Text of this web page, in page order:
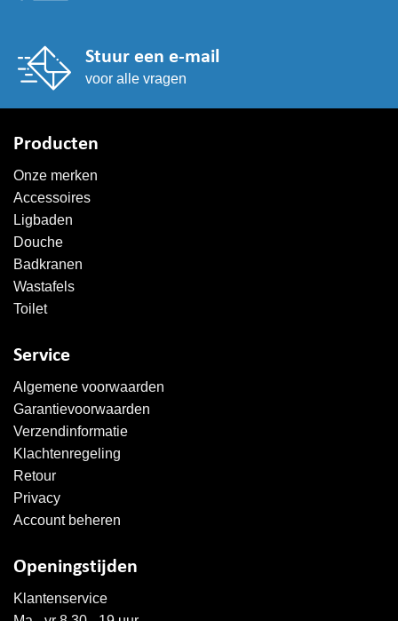
Stuur een e-mail
voor alle vragen
Producten
Onze merken
Accessoires
Ligbaden
Douche
Badkranen
Wastafels
Toilet
Service
Algemene voorwaarden
Garantievoorwaarden
Verzendinformatie
Klachtenregeling
Retour
Privacy
Account beheren
Openingstijden
Klantenservice